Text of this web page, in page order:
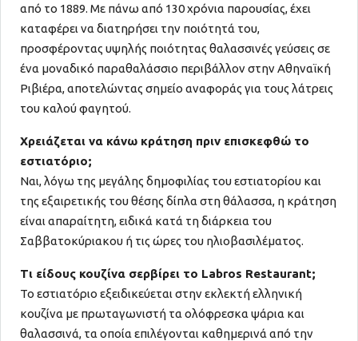
από το 1889. Με πάνω από 130 χρόνια παρουσίας, έχει
καταφέρει να διατηρήσει την ποιότητά του,
προσφέροντας υψηλής ποιότητας θαλασσινές γεύσεις σε
ένα μοναδικό παραθαλάσσιο περιβάλλον στην Αθηναϊκή
Ριβιέρα, αποτελώντας σημείο αναφοράς για τους λάτρεις
του καλού φαγητού.
Χρειάζεται να κάνω κράτηση πριν επισκεφθώ το
εστιατόριο;
Ναι, λόγω της μεγάλης δημοφιλίας του εστιατορίου και
της εξαιρετικής του θέσης δίπλα στη θάλασσα, η κράτηση
είναι απαραίτητη, ειδικά κατά τη διάρκεια του
Σαββατοκύριακου ή τις ώρες του ηλιοβασιλέματος.
Τι είδους κουζίνα σερβίρει το Labros Restaurant;
Το εστιατόριο εξειδικεύεται στην εκλεκτή ελληνική
κουζίνα με πρωταγωνιστή τα ολόφρεσκα ψάρια και
θαλασσινά, τα οποία επιλέγονται καθημερινά από την